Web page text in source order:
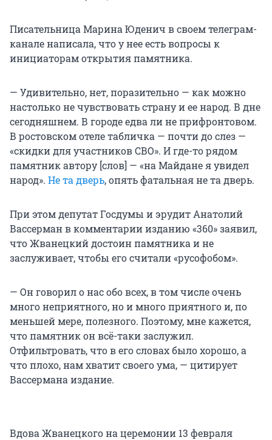
Писательница Марина Юденич в своем телеграм-
канале написала, что у нее есть вопросы к
инициаторам открытия памятника.
— Удивительно, нет, поразительно — как можно
настолько не чувствовать страну и ее народ. В дне
сегодняшнем. В городе едва ли не прифронтовом.
В ростовском отеле табличка — почти до слез —
«скидки для участников СВО». И где-то рядом
памятник автору [слов] — «на Майдане я увидел
народ». Не та дверь, опять фатальная не та дверь.
При этом депутат Госдумы и эрудит Анатолий
Вассерман в комментарии изданию «360» заявил,
что Жванецкий достоин памятника и не
заслуживает, чтобы его считали «русофобом».
— Он говорил о нас обо всех, в том числе очень
много неприятного, но и много приятного и, по
меньшей мере, полезного. Поэтому, мне кажется,
что памятник он всё-таки заслужил.
Отфильтровать, что в его словах было хорошо, а
что плохо, нам хватит своего ума, — цитирует
Вассермана издание.
Вдова Жванецкого на церемонии 13 февраля